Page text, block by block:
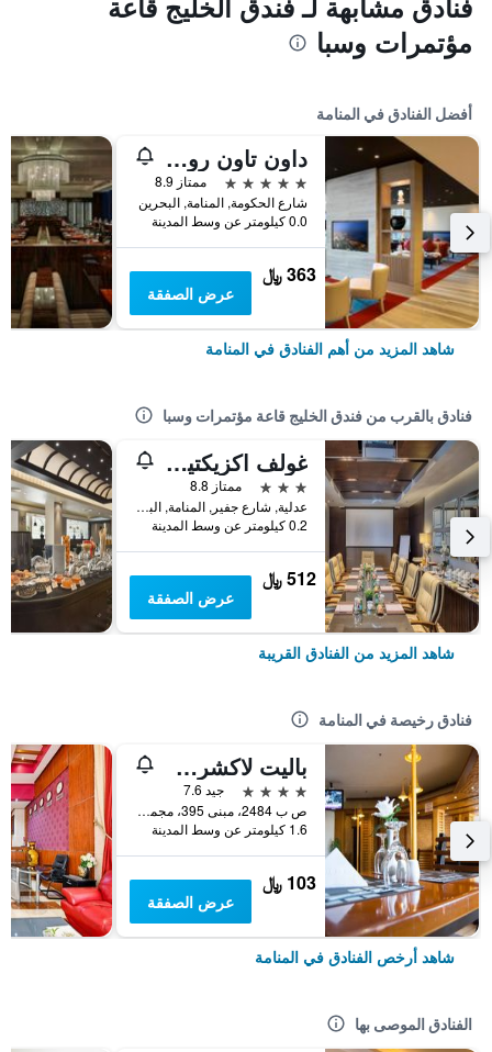
مؤتمرات وسبا
أفضل الفنادق في المنامة
داون تاون روتانا
5 نجوم
ممتاز 8.9
شارع الحكومة, المنامة, البحرين
0.0 كيلومتر عن وسط المدينة
363 ﷼
عرض الصفقة
شاهد المزيد من أهم الفنادق في المنامة
فنادق بالقرب من فندق الخليج قاعة مؤتمرات وسبا
غولف اكزيكتيف ريزيدنس
3 نجوم
ممتاز 8.8
عدلية, شارع جفير, المنامة, البحرين
0.2 كيلومتر عن وسط المدينة
512 ﷼
عرض الصفقة
شاهد المزيد من الفنادق القريبة
فنادق رخيصة في المنامة
باليت لاكشري مارينا فيو، المعروف سابقًا باسم فندق هابي دايز
4 نجوم
جيد 7.6
ص ب 2484، مبنى 395، مجمع 319، شارع 1912, المنامة, البحرين
1.6 كيلومتر عن وسط المدينة
103 ﷼
عرض الصفقة
شاهد أرخص الفنادق في المنامة
الفنادق الموصى بها